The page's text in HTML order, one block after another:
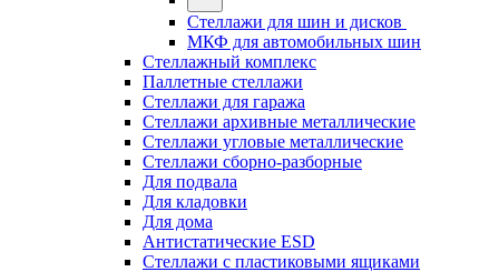
Стеллажи для шин и дисков
МКФ для автомобильных шин
Стеллажный комплекс
Паллетные стеллажи
Стеллажи для гаража
Стеллажи архивные металлические
Стеллажи угловые металлические
Стеллажи сборно-разборные
Для подвала
Для кладовки
Для дома
Антистатические ESD
Стеллажи с пластиковыми ящиками